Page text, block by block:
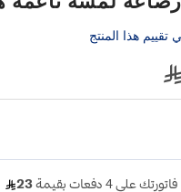
هذا المنتج